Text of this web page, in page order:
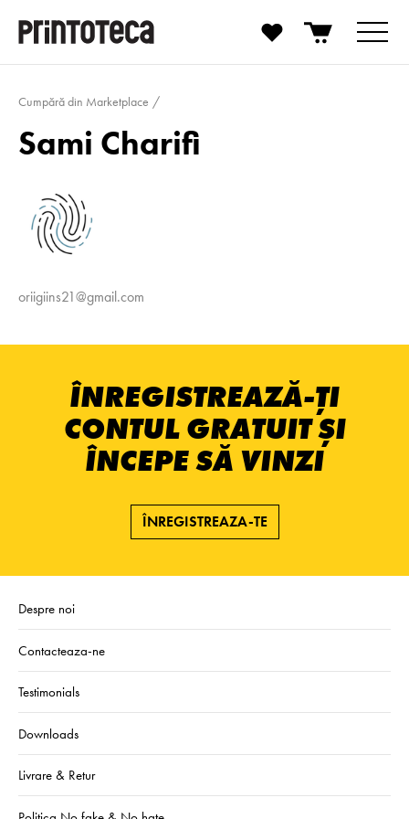
Cumpără din Marketplace
Sami Charifi
oriigiins21@gmail.com
ÎNREGISTREAZĂ-ȚI
CONTUL GRATUIT ȘI
ÎNCEPE SĂ VINZI
ÎNREGISTREAZA-TE
Despre noi
Contacteaza-ne
Testimonials
Downloads
Livrare & Retur